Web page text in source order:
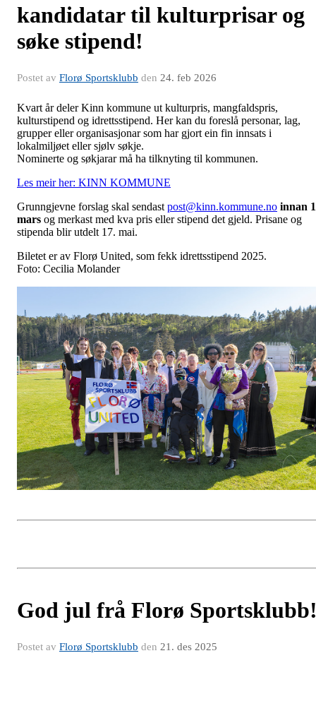
kandidatar til kulturprisar og
søke stipend!
Postet av Florø Sportsklubb den 24. feb 2026
Kvart år deler Kinn kommune ut kulturpris, mangfaldspris,
kulturstipend og idrettsstipend. Her kan du foreslå personar, lag,
grupper eller organisasjonar som har gjort ein fin innsats i
lokalmiljøet eller sjølv søkje.
Nominerte og søkjarar må ha tilknyting til kommunen.
Les meir her: KINN KOMMUNE
Grunngjevne forslag skal sendast post@kinn.kommune.no innan
mars og merkast med kva pris eller stipend det gjeld. Prisane og
stipenda blir utdelt 17. mai.
Biletet er av Florø United, som fekk idrettsstipend 2025.
Foto: Cecilia Molander
God jul frå Florø
Postet av Florø Sportsklubb den 21. des 2025